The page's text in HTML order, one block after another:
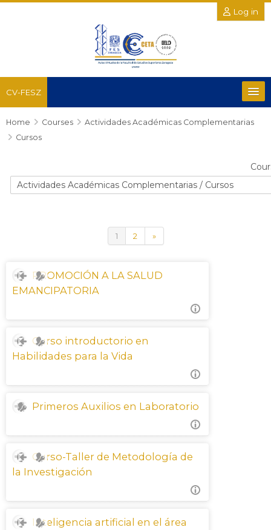
Log in
CV-FESZ
Recursos
Químico Biológicas
Sitio CETA
courses
Home Courses
Actividades Académicas Complementarias
Cursos
1(current)
2 »Next
PROMOCIÓN A LA SALUD
EMANCIPATORIA
Curso introductorio en
Habilidades para la Vida
Primeros Auxilios en Laboratorio
Curso-Taller de Metodología de
la Investigación
Inteligencia artificial en el área